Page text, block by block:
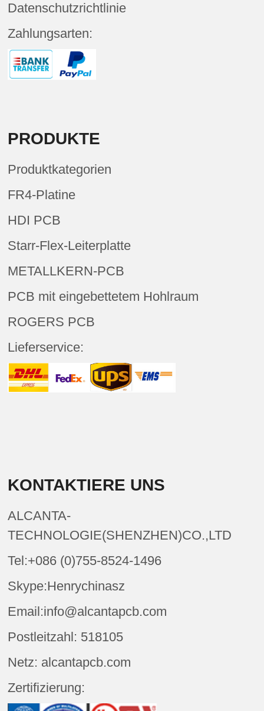
Datenschutzrichtlinie
Zahlungsarten:
PRODUKTE
Produktkategorien
FR4-Platine
HDI PCB
Starr-Flex-Leiterplatte
METALLKERN-PCB
PCB mit eingebettetem Hohlraum
ROGERS PCB
Lieferservice:
KONTAKTIERE UNS
ALCANTA-
TECHNOLOGIE(SHENZHEN)CO.,LTD
Tel:+086 (0)755-8524-1496
Skype:Henrychinasz
Email:info@alcantapcb.com
Postleitzahl: 518105
Netz: alcantapcb.com
Zertifizierung: